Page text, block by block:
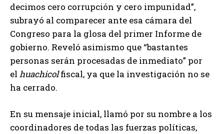
decimos cero corrupción y cero impunidad”,
subrayó al comparecer ante esa cámara del
Congreso para la glosa del primer Informe de
gobierno. Reveló asimismo que “bastantes
personas serán procesadas de inmediato” por
el huachicolfiscal, ya que la investigación no se
ha cerrado.
En su mensaje inicial, llamó por su nombre a los
coordinadores de todas las fuerzas políticas,